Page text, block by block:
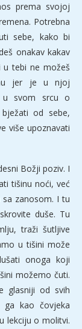
prema svojoj
Potrebna
sebe, kako bi
onakav kakav
tebi ne možeš
jer je u njoj
u svom srcu o
od sebe,
više upoznavati
Božji poziv. I
tišinu noći, već
zanosom. I tu
duše. Tu
traži šutljive
u tišini može
onoga koji
možemo čuti.
glasniji od svih
ga kao čovjeka
lekciju o molitvi.